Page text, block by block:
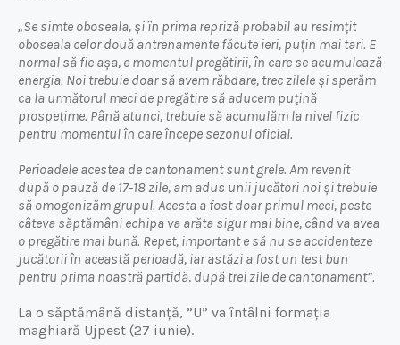
„Se simte oboseala, și în prima repriză probabil au resimțit
oboseala celor două antrenamente făcute ieri, puțin mai tari. E
normal să fie așa, e momentul pregătirii, în care se acumulează
energia. Noi trebuie doar să avem răbdare, trec zilele și sperăm
ca la următorul meci de pregătire să aducem puțină
prospețime. Până atunci, trebuie să acumulăm la nivel fizic
pentru momentul în care începe sezonul oficial.
Perioadele acestea de cantonament sunt grele. Am revenit
după o pauză de 17-18 zile, am adus unii jucători noi și trebuie
să omogenizăm grupul. Acesta a fost doar primul meci, peste
câteva săptămâni echipa va arăta sigur mai bine, când va avea
o pregătire mai bună. Repet, important e să nu se accidenteze
jucătorii în această perioadă, iar astăzi a fost un test bun
pentru prima noastră partidă, după trei zile de cantonament”.
La o săptămână distanță, ”U” va întâlni formația
maghiară Ujpest (27 iunie).